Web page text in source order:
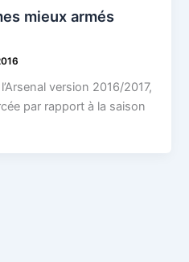
mieux armés
version 2016/2017,
par rapport à la saison